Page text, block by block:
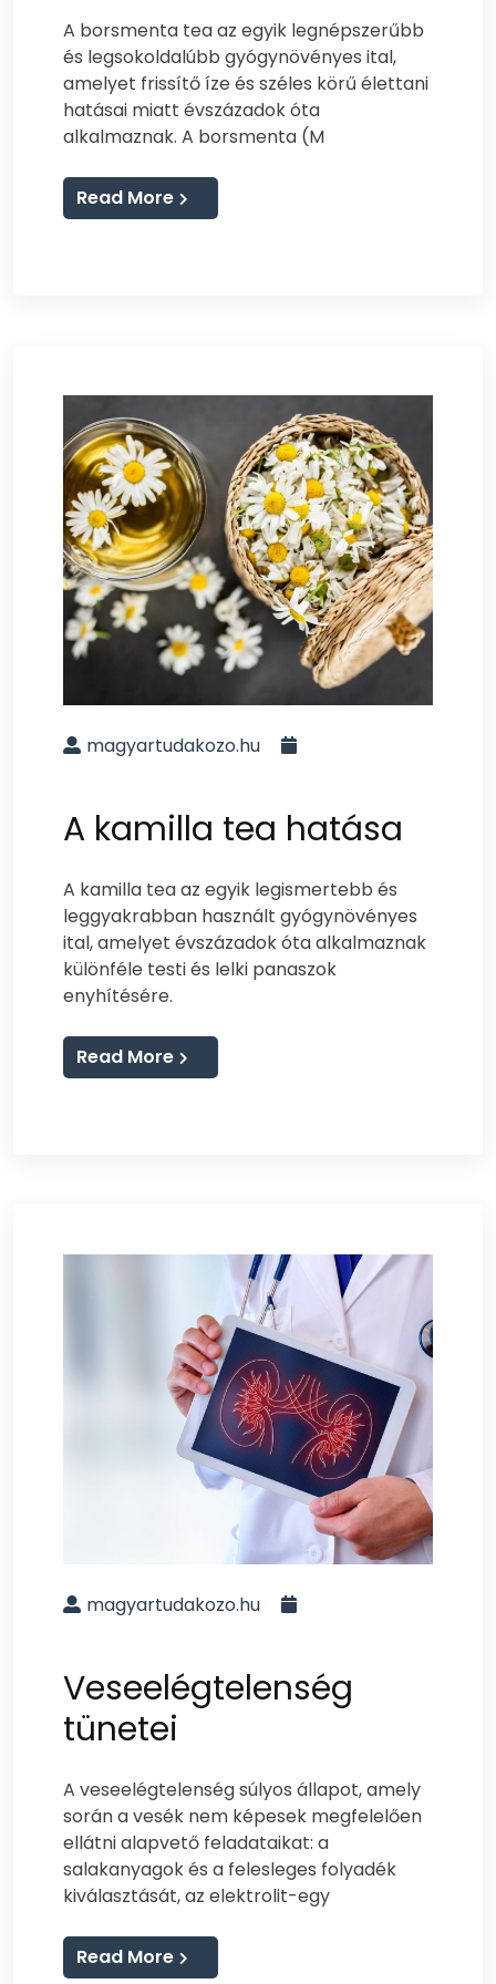
A borsmenta tea az egyik legnépszerűbb
és legsokoldalúbb gyógynövényes ital,
amelyet frissítő íze és széles körű élettani
hatásai miatt évszázadok óta
alkalmaznak. A borsmenta (M
Read More
magyartudakozo.hu
A kamilla tea hatása
A kamilla tea az egyik legismertebb és
leggyakrabban használt gyógynövényes
ital, amelyet évszázadok óta alkalmaznak
különféle testi és lelki panaszok
enyhítésére.
Read More
magyartudakozo.hu
Veseelégtelenség
tünetei
A veseelégtelenség súlyos állapot, amely
során a vesék nem képesek megfelelően
ellátni alapvető feladataikat: a
salakanyagok és a felesleges folyadék
kiválasztását, az elektrolit-egy
Read More